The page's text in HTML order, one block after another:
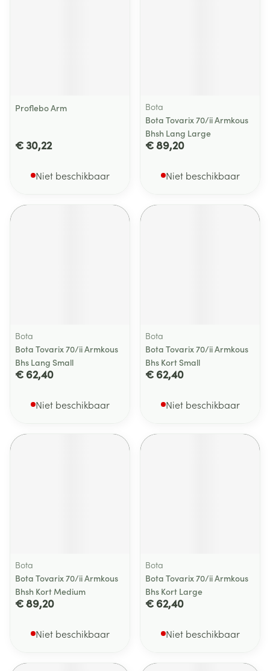
Proflebo Arm
€ 30,22
Niet beschikbaar
Bota
Bota Tovarix 70/ii Armkous
Bhsh Lang Large
€ 89,20
Niet beschikbaar
Bota
Bota Tovarix 70/ii Armkous
Bhs Lang Small
€ 62,40
Niet beschikbaar
Bota
Bota Tovarix 70/ii Armkous
Bhs Kort Small
€ 62,40
Niet beschikbaar
Bota
Bota Tovarix 70/ii Armkous
Bhsh Kort Medium
€ 89,20
Niet beschikbaar
Bota
Bota Tovarix 70/ii Armkous
Bhs Kort Large
€ 62,40
Niet beschikbaar